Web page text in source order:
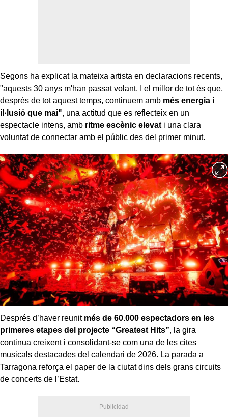
Segons ha explicat la mateixa artista en declaracions recents,
"aquests 30 anys m'han passat volant. I el millor de tot és que,
després de tot aquest temps, continuem amb més energia i
il·lusió que mai", una actitud que es reflecteix en un
espectacle intens, amb ritme escènic elevat i una clara
voluntat de connectar amb el públic des del primer minut.
Després d’haver reunit més de 60.000 espectadors en les
primeres etapes del projecte “Greatest Hits”, la gira
continua creixent i consolidant-se com una de les cites
musicals destacades del calendari de 2026. La parada a
Tarragona reforça el paper de la ciutat dins dels grans circuits
de concerts de l’Estat.